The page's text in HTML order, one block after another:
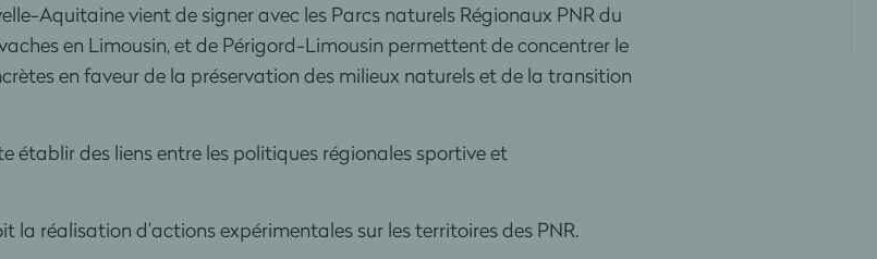
Aquitaine vient de signer avec les Parcs naturels Régionaux PNR du
en Limousin, et de Périgord-Limousin permettent de concentrer le
en faveur de la préservation des milieux naturels et de la transition
établir des liens entre les politiques régionales sportive et
la réalisation d’actions expérimentales sur les territoires des PNR.